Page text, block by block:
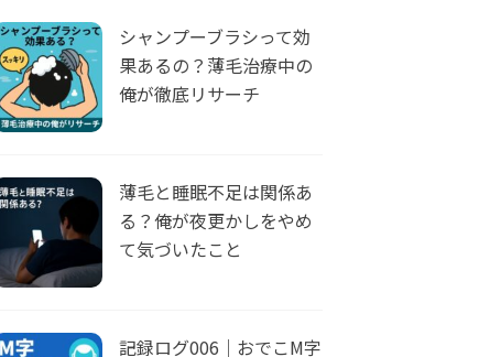
シャンプーブラシって効
果あるの？薄毛治療中の
俺が徹底リサーチ
薄毛と睡眠不足は関係あ
る？俺が夜更かしをやめ
て気づいたこと
記録ログ006｜おでこM字